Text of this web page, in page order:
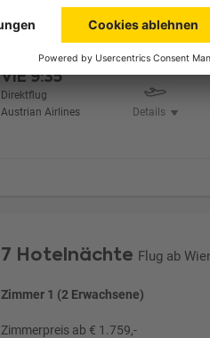
Do., 21.1.27
VIE9:35
Direktflug
Austrian Airlines
Details
7 Hotelnächte Flug ab
Zimmer 1 (2 Erwachsene)
Zimmerpreis ab € 1.759,-